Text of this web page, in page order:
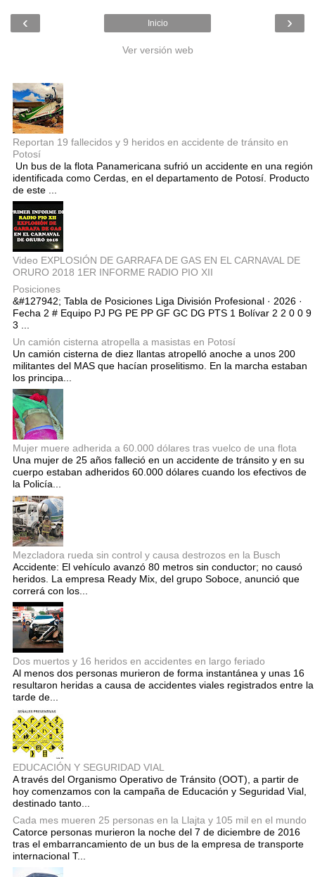
‹ ›
Inicio
Ver versión web
Reportan 19 fallecidos y 9 heridos en accidente de tránsito en
Potosí
Un bus de la flota Panamericana sufrió un accidente en una región
identificada como Cerdas, en el departamento de Potosí. Producto
de este ...
Video EXPLOSIÓN DE GARRAFA DE GAS EN EL CARNAVAL DE
ORURO 2018 1ER INFORME RADIO PIO XII
Posiciones
&#127942; Tabla de Posiciones Liga División Profesional · 2026 ·
Fecha 2 # Equipo PJ PG PE PP GF GC DG PTS 1 Bolívar 2 2 0 0 9
3 ...
Un camión cisterna atropella a masistas en Potosí
Un camión cisterna de diez llantas atropelló anoche a unos 200
militantes del MAS que hacían proselitismo. En la marcha estaban
los principa...
Mujer muere adherida a 60.000 dólares tras vuelco de una flota
Una mujer de 25 años falleció en un accidente de tránsito y en su
cuerpo estaban adheridos 60.000 dólares cuando los efectivos de
la Policía...
Mezcladora rueda sin control y causa destrozos en la Busch
Accidente: El vehículo avanzó 80 metros sin conductor; no causó
heridos. La empresa Ready Mix, del grupo Soboce, anunció que
correrá con los...
Dos muertos y 16 heridos en accidentes en largo feriado
Al menos dos personas murieron de forma instantánea y unas 16
resultaron heridas a causa de accidentes viales registrados entre la
tarde de...
EDUCACIÓN Y SEGURIDAD VIAL
A través del Organismo Operativo de Tránsito (OOT), a partir de
hoy comenzamos con la campaña de Educación y Seguridad Vial,
destinado tanto...
Cada mes mueren 25 personas en la Llajta y 105 mil en el mundo
Catorce personas murieron la noche del 7 de diciembre de 2016
tras el embarrancamiento de un bus de la empresa de transporte
internacional T...